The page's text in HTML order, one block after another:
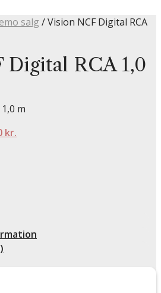
salg / Vision NCF Digital RCA
Digital RCA 1,0
m
kr..
kr.